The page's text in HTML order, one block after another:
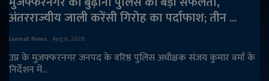
अंतरराज्यीय जाली करेंसी गिरोह का पर्दाफाश; तीन ...
Janmat News Aug 6, 2026
उप्र के मुजफ्फरनगर जनपद के वरिष्ठ पुलिस अधीक्षक संजय कुमार वर्मा के
निर्देशन में...